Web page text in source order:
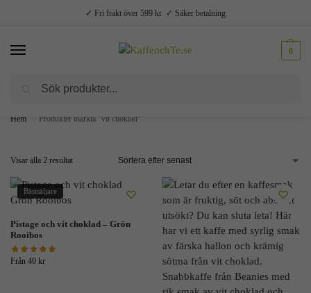
✓ Fri frakt över 599 kr ✓ Säker betalning
0
Välsmakande vardagslyx –
Hem Produkter märkta ”vit choklad”
Visar alla 2 resultat
Bästsäljare
Pistage och vit choklad – Grön
Rooibos
Från 40 kr